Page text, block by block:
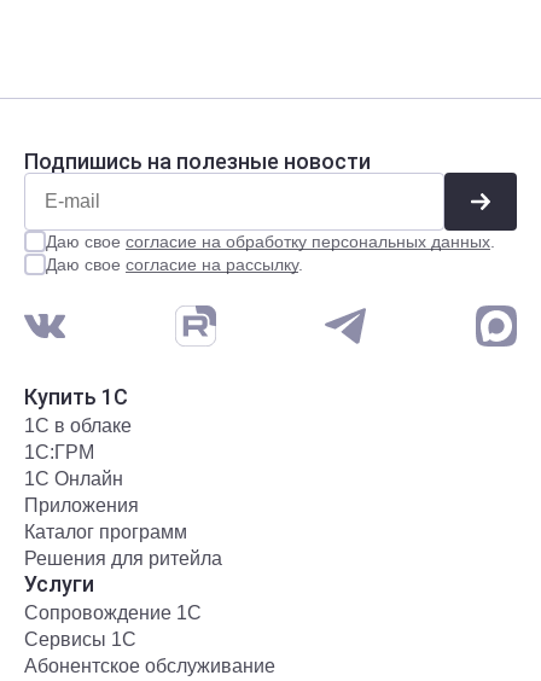
Подпишись на полезные новости
Даю свое согласие на обработку персональных данных
Даю свое согласие на рассылку.
Купить 1С
1С в облаке
1С:ГРМ
1С Онлайн
Приложения
Каталог программ
Решения для ритейла
Услуги
Сопровождение 1С
Сервисы 1С
Абонентское обслуживание